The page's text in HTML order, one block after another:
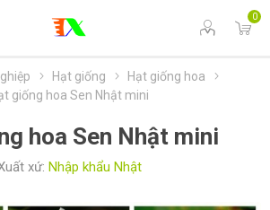
0
Hạt giống
Hạt giống hoa
giống hoa Sen Nhật mini
hoa Sen Nhật mini
xứ: Nhập khẩu Nhật